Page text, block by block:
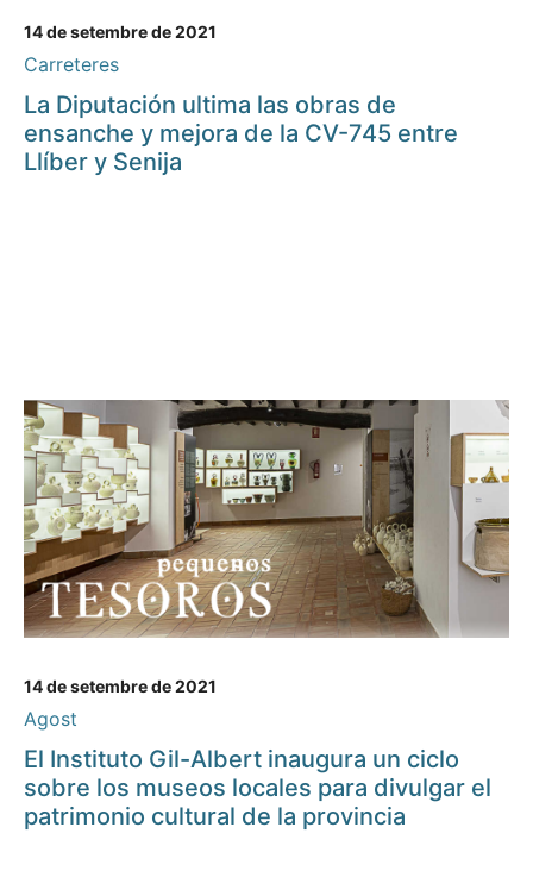
14 de setembre de 2021
Carreteres
La Diputación ultima las obras de
ensanche y mejora de la CV-745 entre
Llíber y Senija
14 de setembre de 2021
Agost
El Instituto Gil-Albert inaugura un ciclo
sobre los museos locales para divulgar el
patrimonio cultural de la provincia